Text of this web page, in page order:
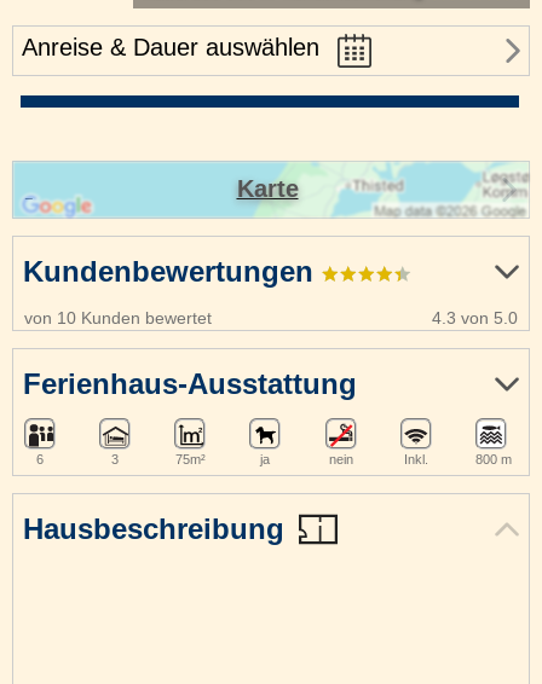
Anreise & Dauer auswählen
Hausbeschreibung
Kundenbewertungen
von 10 Kunden bewertet 4.3 von 5.0
Ferienhaus-Ausstattung
6 3 75m² ja nein Inkl. 800 m
Karte